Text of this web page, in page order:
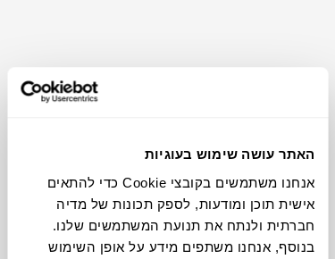
האתר עושה שימוש בעוגיות
אנחנו משתמשים בקובצי Cookie כדי להתאים
אישית תוכן ומודעות, לספק תכונות של מדיה
חברתית ולנתח את תנועת המשתמשים שלנו.
בנוסף, אנחנו משתפים מידע על אופן השימוש
להדמיית AI Design
תוכלו למצוא אותי ב: